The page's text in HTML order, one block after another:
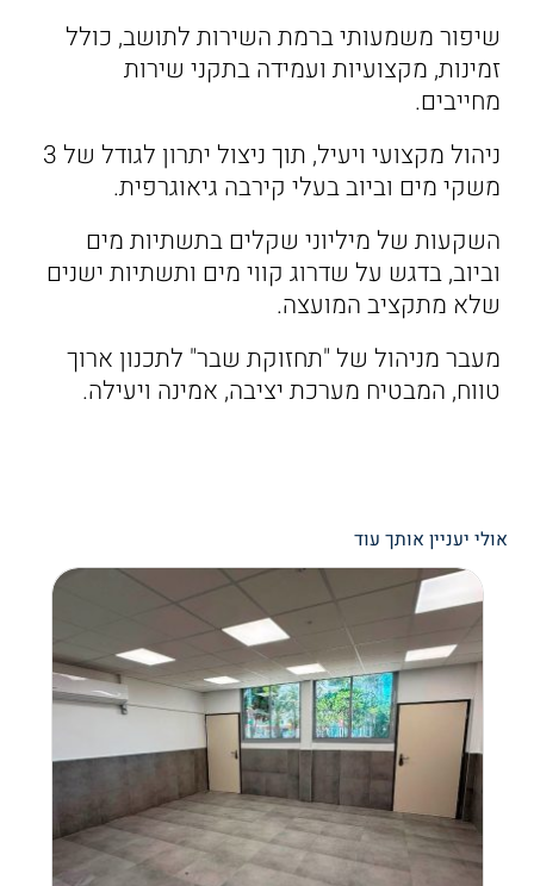
שיפור משמעותי ברמת השירות לתושב, כולל
זמינות, מקצועיות ועמידה בתקני שירות
מחייבים.
ניהול מקצועי ויעיל, תוך ניצול יתרון לגודל של 3
משקי מים וביוב בעלי קירבה גיאוגרפית.
השקעות של מיליוני שקלים בתשתיות מים
וביוב, בדגש על שדרוג קווי מים ותשתיות ישנים
שלא מתקציב המועצה.
מעבר מניהול של "תחזוקת שבר" לתכנון ארוך
טווח, המבטיח מערכת יציבה, אמינה ויעילה.
אולי יעניין אותך עוד